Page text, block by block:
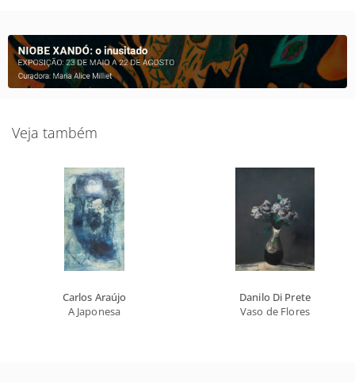
Veja também
Carlos Araújo
A Japonesa
Danilo Di Prete
Vaso de Flores